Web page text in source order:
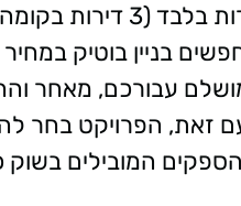
בניין בוטיק
עבורכם, מאחר
זאת, הפרויקט בחר
המובילים בשוק